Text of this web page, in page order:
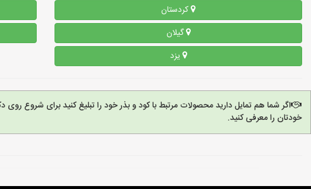
کردستان
گیلان
یزد
اگر شما هم تمایل دارید محصولات مرتبط با کود و بذر خود را تبلیغ کنید برای شروع روی
خودتان را معرفی کنید.